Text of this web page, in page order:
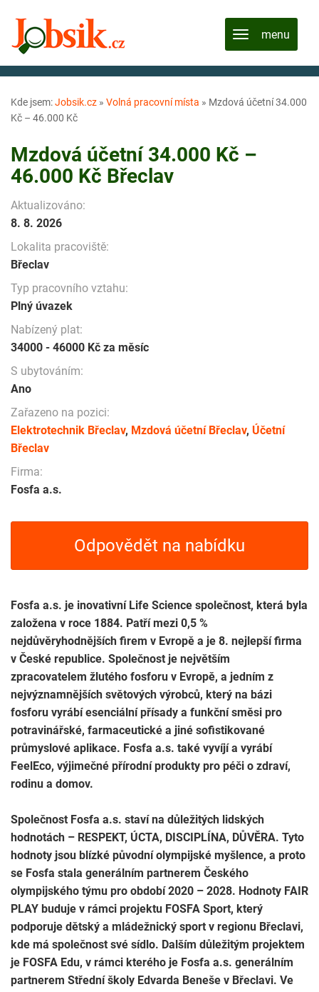
Kde jsem:Jobsik.cz » Volná pracovní místa » Mzdová účetní 34.000
Kč – 46.000 Kč
Mzdová účetní 34.000 Kč –
46.000 Kč Břeclav
Aktualizováno:
8. 8. 2026
Lokalita pracoviště:
Břeclav
Typ pracovního vztahu:
Plný úvazek
Nabízený plat:
34000 - 46000 Kč za měsíc
S ubytováním:
Ano
Zařazeno na pozici:
Elektrotechnik Břeclav, Mzdová účetní Břeclav, Účetní
Břeclav
Firma:
Fosfa a.s.
Odpovědět na nabídku
Fosfa a.s. je inovativní Life Science společnost, která byla
založena v roce 1884. Patří mezi 0,5 %
nejdůvěryhodnějších firem v Evropě a je 8. nejlepší firma
v České republice. Společnost je největším
zpracovatelem žlutého fosforu v Evropě, a jedním z
nejvýznamnějších světových výrobců, který na bázi
fosforu vyrábí esenciální přísady a funkční směsi pro
potravinářské, farmaceutické a jiné sofistikované
průmyslové aplikace. Fosfa a.s. také vyvíjí a vyrábí
FeelEco, výjimečné přírodní produkty pro péči o zdraví,
rodinu a domov.
Společnost Fosfa a.s. staví na důležitých lidských
hodnotách – RESPEKT, ÚCTA, DISCIPLÍNA, DŮVĚRA. Tyto
hodnoty jsou blízké původní olympijské myšlence, a proto
se Fosfa stala generálním partnerem Českého
olympijského týmu pro období 2020 – 2028. Hodnoty FAIR
PLAY buduje v rámci projektu FOSFA Sport, který
podporuje dětský a mládežnický sport v regionu Břeclavi,
kde má společnost své sídlo. Dalším důležitým projektem
je FOSFA Edu, v rámci kterého je Fosfa a.s. generálním
partnerem Střední školy Edvarda Beneše v Břeclavi. Ve